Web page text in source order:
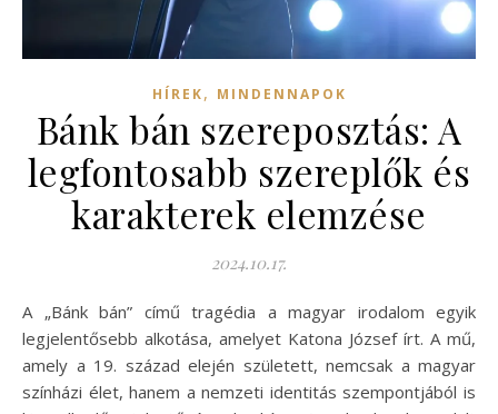
HÍREK, MINDENNAPOK
Bánk bán szereposztás: A
legfontosabb szereplők és
karakterek elemzése
2024.10.17.
A „Bánk bán” című tragédia a magyar irodalom egyik
legjelentősebb alkotása, amelyet Katona József írt. A mű,
amely a 19. század elején született, nemcsak a magyar
színházi élet, hanem a nemzeti identitás szempontjából is